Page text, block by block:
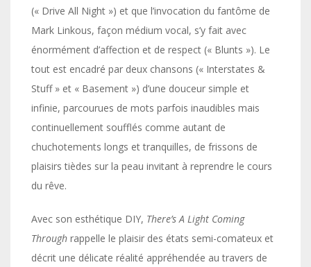
(« Drive All Night ») et que l’invocation du fantôme de
Mark Linkous, façon médium vocal, s’y fait avec
énormément d’affection et de respect (« Blunts »). Le
tout est encadré par deux chansons (« Interstates &
Stuff » et « Basement ») d’une douceur simple et
infinie, parcourues de mots parfois inaudibles mais
continuellement soufflés comme autant de
chuchotements longs et tranquilles, de frissons de
plaisirs tièdes sur la peau invitant à reprendre le cours
du rêve.
Avec son esthétique DIY, There’s A Light Coming
Through rappelle le plaisir des états semi-comateux et
décrit une délicate réalité appréhendée au travers de